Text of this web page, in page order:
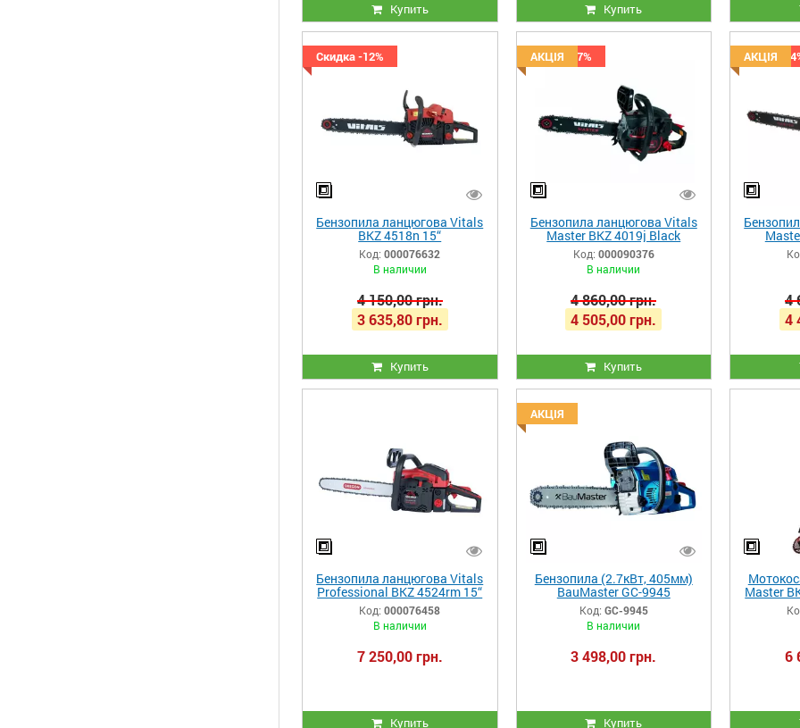
Купить Купить
Скидка -12%
Бензопила ланцюгова Vitals
BKZ 4518n 15“
Код: 000076632
В наличии
4 150,00 грн.
3 635,80 грн.
Купить
Скидка -7%
АКЦІЯ
Бензопила ланцюгова Vitals
Master BKZ 4019j Black
Edition
Код: 000090376
В наличии
4 860,00 грн.
4 505,00 грн.
Купить
Скидка -
АКЦІЯ
4
4
Бензопила ланцюгова Vitals
Professional BKZ 4524rm 15“
Magnesium
Код: 000076458
В наличии
7 250,00 грн.
Купить
АКЦІЯ
Бензопила (2.7кВт, 405мм)
BauMaster GC-9945
Код: GC-9945
В наличии
3 498,00 грн.
Купить
Master
6